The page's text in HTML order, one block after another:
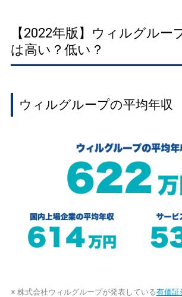
【2022年版】ウィルグルー
は高い？低い？
ウィルグループの平均年収
※ 株式会社ウィルグループが発表している有価証